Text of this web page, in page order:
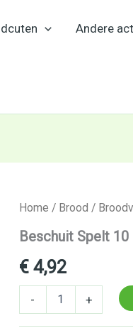
Andere
Home / Brood /
Beschuit Spelt 10
€4,92
-
Beschuit
10
aantal
+